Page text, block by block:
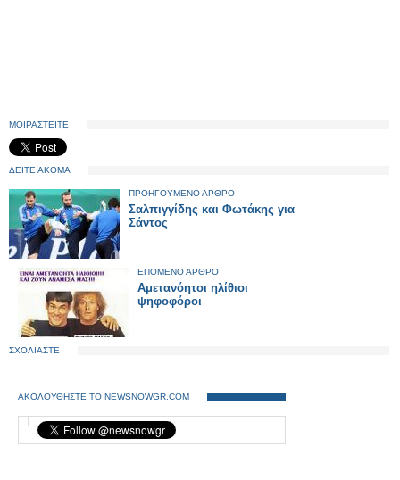
ΜΟΙΡΑΣΤΕΙΤΕ
ΔΕΙΤΕ ΑΚΟΜΑ
ΠΡΟΗΓΟΥΜΕΝΟ ΑΡΘΡΟ
Σαλπιγγίδης και Φωτάκης για
Σάντος
ΕΠΟΜΕΝΟ ΑΡΘΡΟ
Αμετανόητοι ηλίθιοι
ψηφοφόροι
ΣΧΟΛΙΑΣΤΕ
ΑΚΟΛΟΥΘΗΣΤΕ ΤΟ NEWSNOWGR.COM